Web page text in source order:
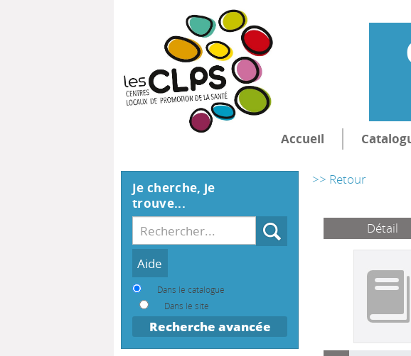
Accueil
>> Retour
Détail
Je cherche, je
trouve...
Recherche
Dans le catalogue
Dans le site
Recherche avancée